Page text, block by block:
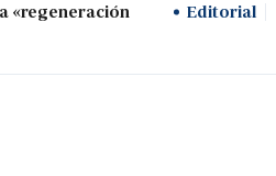
«regeneración
Editorial